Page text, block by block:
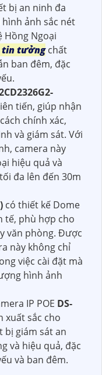
bị an ninh đa
ảnh sắc nét
Hồng Ngoại
tin tưởngchất
ban đêm, đặc
tiến, giúp nhận
chính xác,
và giám sát. Với
camera này
hiệu quả và
đa lên đến 30m
có thiết kế Dome
tế, phù hợp cho
văn phòng. Được
này không chỉ
việc cài đặt mà
hình ảnh
IP POE DS-
xuất sắc cho
bị giám sát an
và hiệu quả, đặc
và ban đêm.